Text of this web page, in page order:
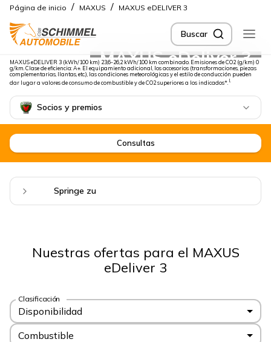
Página de inicio / MAXUS / MAXUS eDELIVER 3
Buscar
MAXUS eDeliver 3
MAXUS eDELIVER 3 (kWh/100 km) 23,6-26,2 kWh/100 km combinado. Emisiones de CO2 (g/km) 0
g/km. Clase de eficiencia: A+. El equipamiento adicional, los accesorios (transformaciones, piezas
complementarias, llantas, etc.), las condiciones meteorológicas y el estilo de conducción pueden
dar lugar a valores de consumo de combustible y de CO2 superiores a los indicados*. I.
Socios y premios
Consultas
Springe zu
Nuestras ofertas para el MAXUS
eDeliver 3
Clasificación
Disponibilidad
Combustible